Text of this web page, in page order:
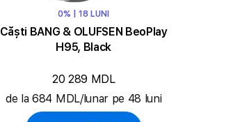
0% | 18 LUNI
Căști BANG & OLUFSEN BeoPlay
H95, Black
20 289 MDL
de la 684 MDL/lunar pe 48 luni